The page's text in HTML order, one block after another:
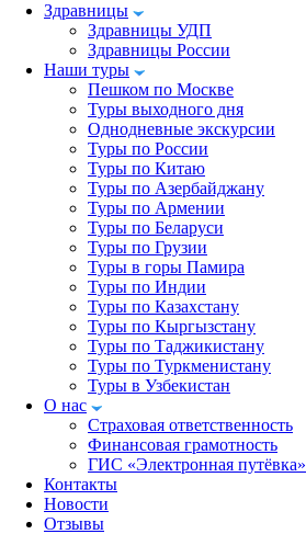
Здравницы
Здравницы УДП
Здравницы России
Наши туры
Пешком по Москве
Туры выходного дня
Однодневные экскурсии
Туры по России
Туры по Китаю
Туры по Азербайджану
Туры по Армении
Туры по Беларуси
Туры по Грузии
Туры в горы Памира
Туры по Индии
Туры по Казахстану
Туры по Кыргызстану
Туры по Таджикистану
Туры по Туркменистану
Туры в Узбекистан
О нас
Страховая ответственность
Финансовая грамотность
ГИС «Электронная путёвка»
Контакты
Новости
Отзывы